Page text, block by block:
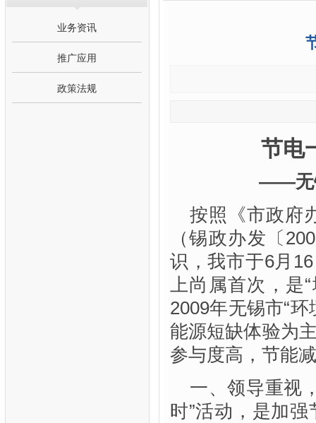
业务资讯
推广应用
政策法规
节电
——无
按照《市政府
（锡政办发〔
识，我市于6月
上尚属首次，是
2009年无锡市“
能源短缺体验为
参与度高，节能
一、领导重视
时”活动，是加